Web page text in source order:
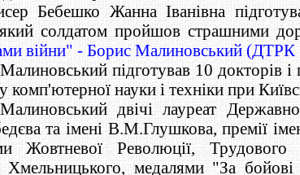
Бебешко Жанна Іванівна
солдатом пройшов страшними
війни" - Борис Малиновський (ДТРК
підготував 10 докторів і
комп'ютерної науки і техніки при
двічі лауреат
та імені В.М.Глушкова, премії
Жовтневої Революції,
Хмельницького, медалями "За